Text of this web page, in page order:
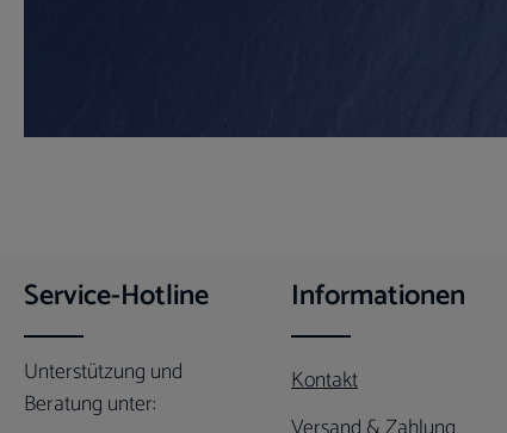
Service-Hotline
Unterstützung und
Beratung unter:
Informationen
Kontakt